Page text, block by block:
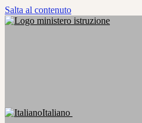
Salta al contenuto
Italiano